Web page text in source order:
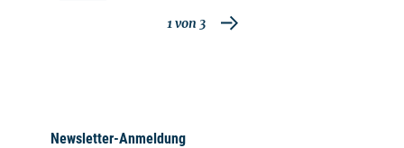
1 von 3
Newsletter-Anmeldung